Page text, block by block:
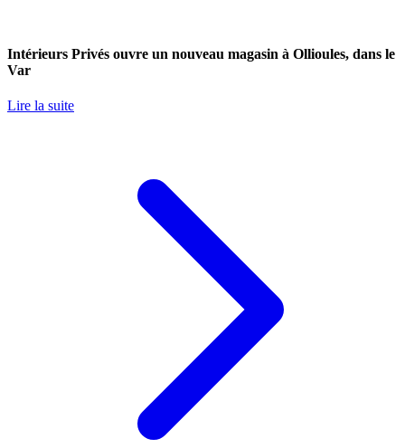
Intérieurs Privés ouvre un nouveau magasin à Ollioules, dans le
Var
Lire la suite